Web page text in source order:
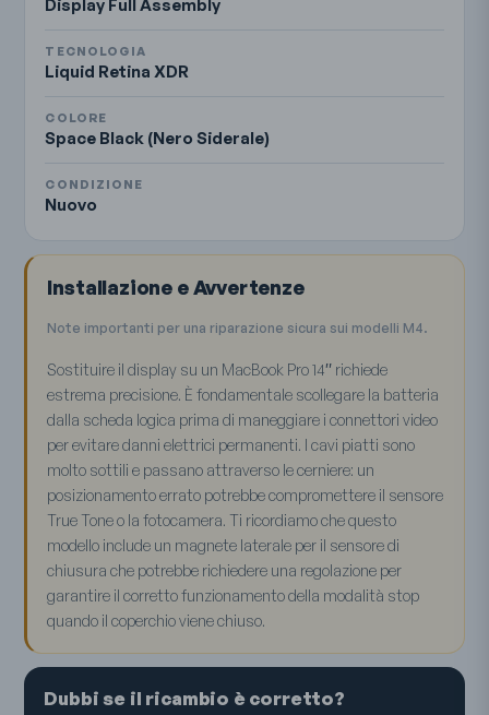
Display Full Assembly
TECNOLOGIA
Liquid Retina XDR
COLORE
Space Black (Nero Siderale)
CONDIZIONE
Nuovo
Installazione e Avvertenze
Note importanti per una riparazione sicura sui modelli M4.
Sostituire il display su un MacBook Pro 14″ richiede
estrema precisione. È fondamentale scollegare la batteria
dalla scheda logica prima di maneggiare i connettori video
per evitare danni elettrici permanenti. I cavi piatti sono
molto sottili e passano attraverso le cerniere: un
posizionamento errato potrebbe compromettere il sensore
True Tone o la fotocamera. Ti ricordiamo che questo
modello include un magnete laterale per il sensore di
chiusura che potrebbe richiedere una regolazione per
garantire il corretto funzionamento della modalità stop
quando il coperchio viene chiuso.
Dubbi se il ricambio è corretto?